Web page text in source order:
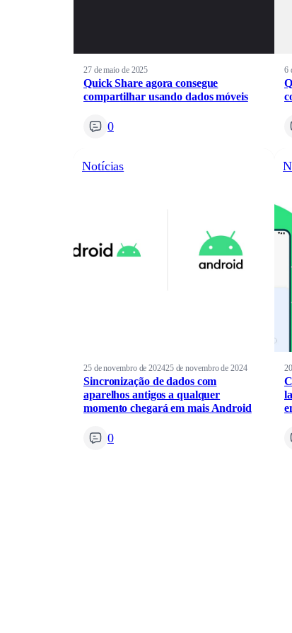
27 de maio de 2025
Quick Share agora consegue
compartilhar usando dados móveis
0
6
Notícias
25 de novembro de 202425 de novembro de 2024
Sincronização de dados com
aparelhos antigos a qualquer
momento chegará em mais Android
0